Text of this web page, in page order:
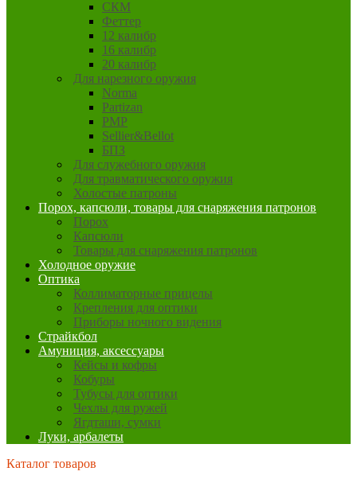
СКМ
Феттер
12 калибр
16 калибр
20 калибр
Для нарезного оружия
Norma
Partizan
PMP
Sellier&Bellot
БПЗ
Для служебного оружия
Для травматического оружия
Холостые патроны
Порох, капсюли, товары для снаряжения патронов
Порох
Капсюли
Товары для снаряжения патронов
Холодное оружие
Оптика
Коллиматорные прицелы
Крепления для оптики
Приборы ночного видения
Страйкбол
Амуниция, аксессуары
Кейсы и кофры
Кобуры
Тубусы для оптики
Чехлы для ружей
Ягдташи, сумки
Луки, арбалеты
Каталог товаров